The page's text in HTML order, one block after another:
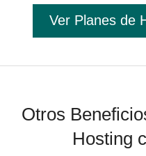
Ver Planes de
Otros
Hosting